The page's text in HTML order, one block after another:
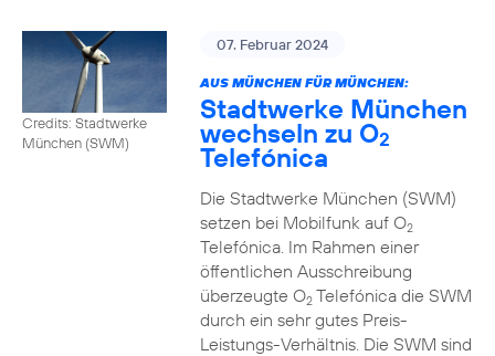
Credits: Stadtwerke
München (SWM)
07. Februar 2024
AUS MÜNCHEN FÜR MÜNCHEN:
Stadtwerke München
wechseln zu O2
Telefónica
Die Stadtwerke München (SWM)
setzen bei Mobilfunk auf O2
Telefónica. Im Rahmen einer
öffentlichen Ausschreibung
überzeugte O2Telefónica die SWM
durch ein sehr gutes Preis-
Leistungs-Verhältnis. Die SWM sind